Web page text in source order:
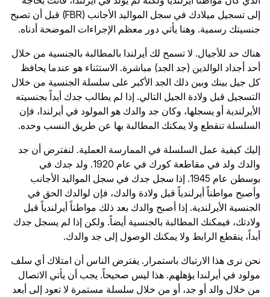
إلى تسجيل ميلادك في سجل المواليد الأجانب (FBR) قبل أن تصبح
جنسيتك رسمية. وهنا يأتي دور معظم الإجراءات الموضحة أدناه.
هناك حد للأجيال. لا تسمح لك أيرلندا بالمطالبة بالجنسية من خلال
أحد أجداد الوالدين (جد الجد) مباشرة. الاستثناء هو عندما يحافظ
كل جيل بينك وبين ذلك الجد الأكبر على سلسلة الجنسية من خلال
التسجيل قبل ولادة الجيل التالي. إذا لم يطالب جدك أبداً بجنسيته
الأيرلندية أو يسجلها، وكان جد والدك هو المولود في أيرلندا، فإن
السلسلة تنقطع ولا يمكنك المطالبة بها عن طريق النسب وحده.
إليك كيفية عمل السلسلة في الممارسة العملية. لنفترض أن جد
والدك ولد في مقاطعة كورك في عام 1920. ولد جدك في
بوسطن عام 1945. إذا سجل جدك في سجل المواليد الأجانب
وأصبح مواطناً أيرلندياً قبل ولادة والدك، فإن لوالدك الحق في
الجنسية الأيرلندية. إذا أصبح والدك بعد ذلك مواطناً أيرلندياً قبل
ولادتك، فيمكنك المطالبة بالجنسية أيضاً. ولكن إذا لم يسجل جدك
أبداً، ينقطع الرابط ولا يمكنك الوصول إلى جد والدك.
نحن نرى هذا الارتباك باستمرار. يفترض الناس أن امتلاك أي سلف
مولود في أيرلندا يؤهلهم. هذا ليس صحيحاً. يجب أن يأتي الاتصال
من خلال والد أو جد، أو من خلال سلسلة مستمرة لا تعود إلى أبعد